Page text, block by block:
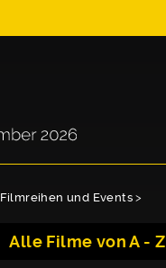
Filmreihen und Events >
Alle Filme von A - Z